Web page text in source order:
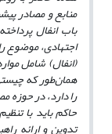
منابع و مصادر
باب انفال
اجتهادی، موضوع
(انفال) شامل
همان‌طور که
را دارد، در حوزه
حاکم باید با
تدوین و ارائه